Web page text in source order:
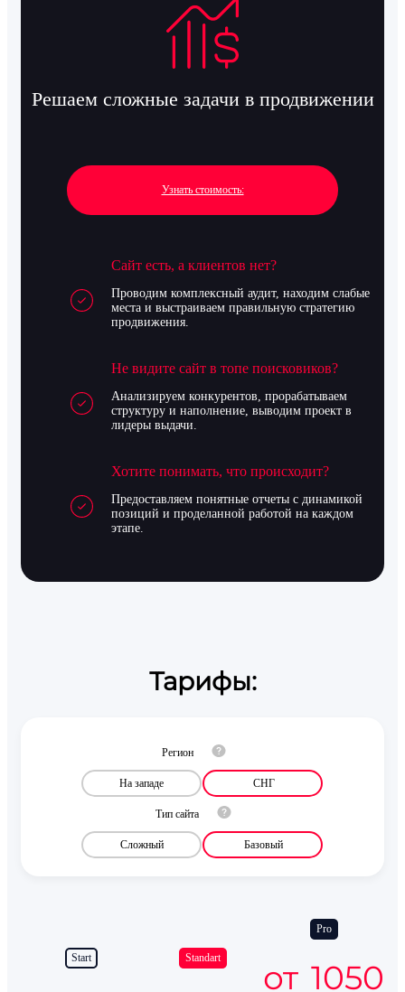
Решаем сложные задачи в продвижении
Узнать стоимость:
Сайт есть, а клиентов нет?
Проводим комплексный аудит, находим слабые
места и выстраиваем правильную стратегию
продвижения.
Не видите сайт в топе поисковиков?
Анализируем конкурентов, прорабатываем
структуру и наполнение, выводим проект в
лидеры выдачи.
Хотите понимать, что происходит?
Предоставляем понятные отчеты с динамикой
позиций и проделанной работой на каждом
этапе.
Тарифы:
Регион
На западе СНГ
Тип сайта
Сложный Базовый
Start Standart
Pro
от 1050